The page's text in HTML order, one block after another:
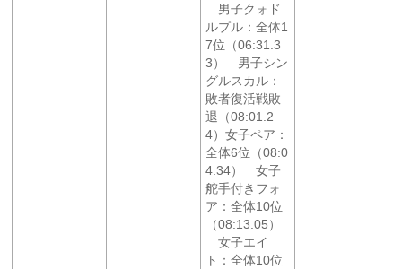
男子クォド
ルプル：全体1
7位（06:31.3
3） 男子シン
グルスカル：
敗者復活戦敗
退（08:01.2
4）女子ペア：
全体6位（08:0
4.34） 女子
舵手付きフォ
ア：全体10位
（08:13.05）
女子エイ
ト：全体10位